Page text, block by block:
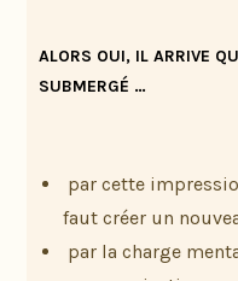
ALORS OUI, IL ARRIVE
SUBMERGÉ …
par cette
faut créer un
par la charge